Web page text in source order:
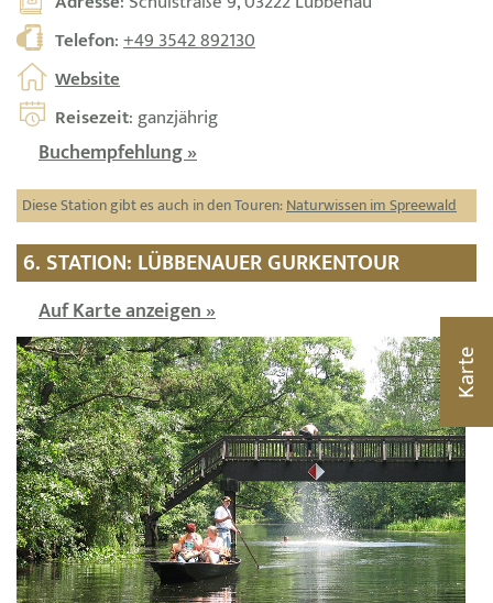
Telefon:+49 3542 892130
Website
Reisezeit: ganzjährig
Buchempfehlung »
Diese Station gibt es auch in den Touren:Naturwissen im Spreewald
6. STATION: LÜBBENAUER GURKENTOUR
Auf Karte anzeigen »
Karte